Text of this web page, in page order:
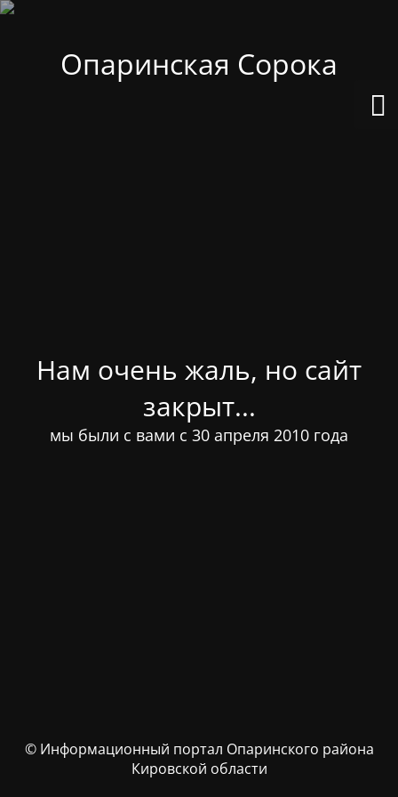
Опаринская Сорока
Нам очень жаль, но сайт
закрыт...
мы были с вами с 30 апреля 2010 года
© Информационный портал Опаринского района
Кировской области